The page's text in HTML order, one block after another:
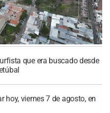
que era buscado desde
hoy, viernes 7 de agosto, en